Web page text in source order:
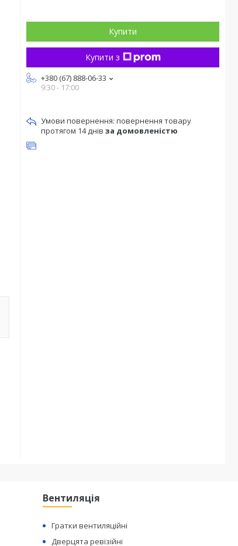
Купити
Купити з
+380 (67) 888-06-33
9:30 - 17:00
повернення товару
протягом 14 днів за домовленістю
Вентиляція
Гратки вентиляційні
Дверцята ревізійні